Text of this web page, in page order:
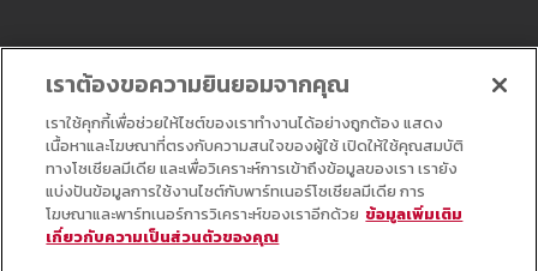
เราต้องขอความยินยอมจากคุณ
เราใช้คุกกี้เพื่อช่วยให้ไซต์ของเราทำงานได้อย่างถูกต้อง แสดง
เนื้อหาและโฆษณาที่ตรงกับความสนใจของผู้ใช้ เปิดให้ใช้คุณสมบัติ
ทางโซเชียลมีเดีย และเพื่อวิเคราะห์การเข้าถึงข้อมูลของเรา เรายัง
แบ่งปันข้อมูลการใช้งานไซต์กับพาร์ทเนอร์โซเชียลมีเดีย การ
โฆษณาและพาร์ทเนอร์การวิเคราะห์ของเราอีกด้วย ข้อมูลเพิ่มเติม
เกี่ยวกับความเป็นส่วนตัวของคุณ